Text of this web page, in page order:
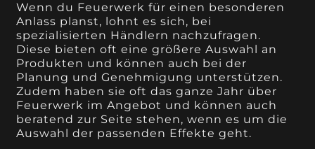
Wenn du Feuerwerk für einen besonderen
Anlass planst, lohnt es sich, bei
spezialisierten Händlern nachzufragen.
Diese bieten oft eine größere Auswahl an
Produkten und können auch bei der
Planung und Genehmigung unterstützen.
Zudem haben sie oft das ganze Jahr über
Feuerwerk im Angebot und können auch
beratend zur Seite stehen, wenn es um die
Auswahl der passenden Effekte geht.